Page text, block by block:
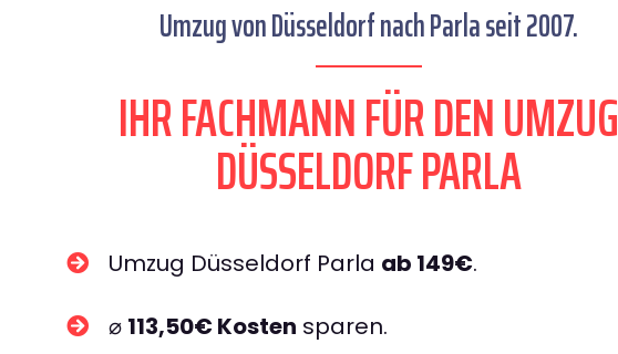
Umzug von Düsseldorf nach Parla seit 2007.
IHR FACHMANN FÜR DEN UMZUG
DÜSSELDORF PARLA
Umzug Düsseldorf Parla ab 149€.
⌀ 113,50€ Kosten sparen.